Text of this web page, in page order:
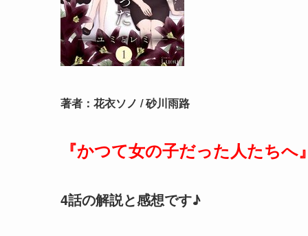
著者：花衣ソノ / 砂川雨路
『かつて女の子だった人たちへ
4話の解説と感想です♪